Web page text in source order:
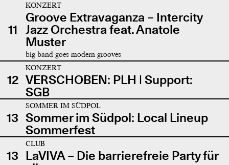
11
KONZERT
Groove Extravaganza – Intercity
Jazz Orchestra feat. Anatole
Muster
big band goes modern grooves
12
KONZERT
VERSCHOBEN: PLH | Support:
SGB
13
SOMMER IM SÜDPOL
Sommer im Südpol: Local Lineup
Sommerfest
13
CLUB
LaVIVA – Die barrierefreie Party für